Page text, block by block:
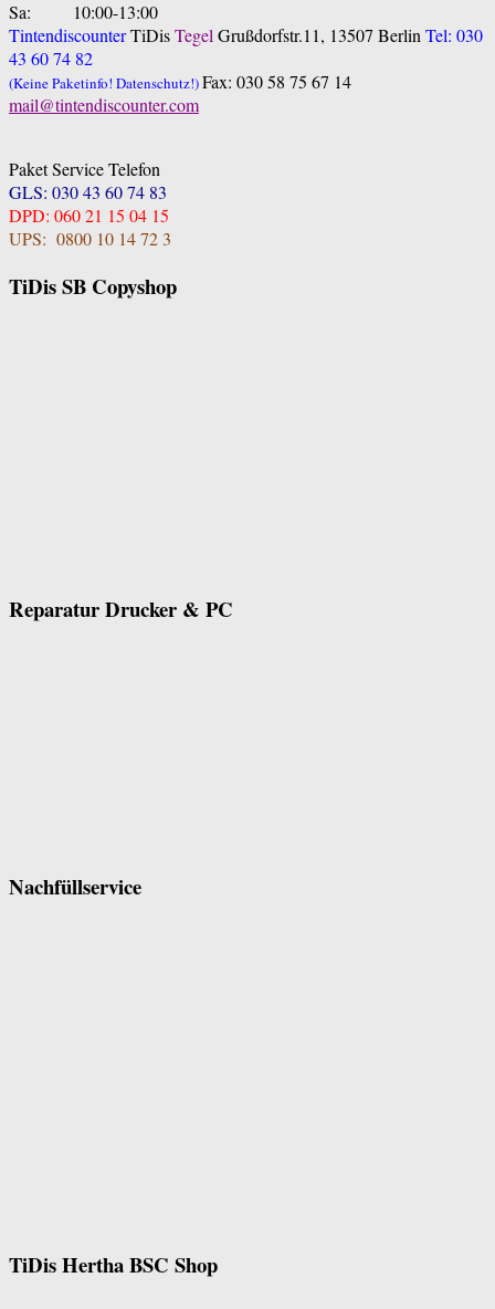
Sa: 10:00-13:00
TintendiscounterTiDisTegel Grußdorfstr.11, 13507 Berlin Tel: 030
43 60 74 82
(Keine Paketinfo! Datenschutz!)Fax: 030 58 75 67 14
mail@tintendiscounter.com
Paket Service Telefon
GLS: 030 43 60 74 83
DPD: 060 21 15 04 15
UPS: 0800 10 14 72 3
TiDis SB Copyshop
Reparatur Drucker & PC
Nachfüllservice
TiDis Hertha BSC Shop